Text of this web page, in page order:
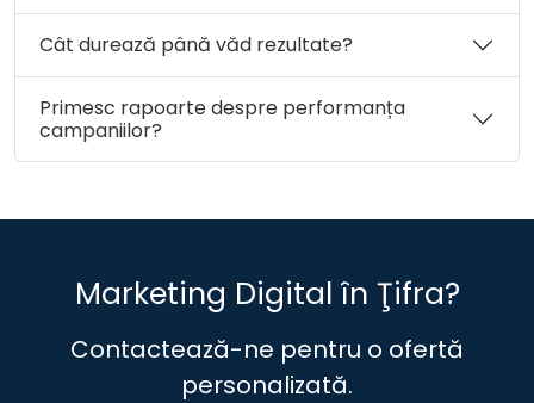
Cât durează până văd rezultate?
Primesc rapoarte despre performanța
campaniilor?
Marketing Digital în Ţifra?
Contactează-ne pentru o ofertă
personalizată.